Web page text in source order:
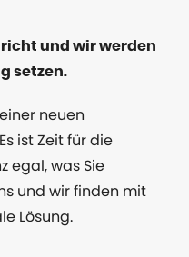
und wir werden
setzen.
neuen
ist Zeit für die
egal, was Sie
und wir finden mit
Lösung.